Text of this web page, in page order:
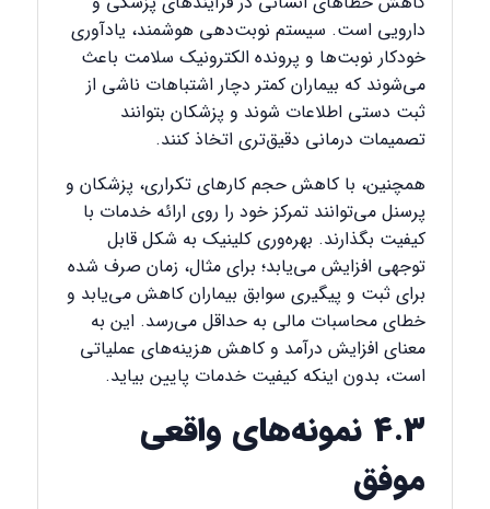
دارویی است. سیستم نوبت‌دهی هوشمند، یادآوری
خودکار نوبت‌ها و پرونده الکترونیک سلامت باعث
می‌شوند که بیماران کمتر دچار اشتباهات ناشی از
ثبت دستی اطلاعات شوند و پزشکان بتوانند
تصمیمات درمانی دقیق‌تری اتخاذ کنند.
همچنین، با کاهش حجم کارهای تکراری، پزشکان و
پرسنل می‌توانند تمرکز خود را روی ارائه خدمات با
کیفیت بگذارند. بهره‌وری کلینیک به شکل قابل
توجهی افزایش می‌یابد؛ برای مثال، زمان صرف شده
برای ثبت و پیگیری سوابق بیماران کاهش می‌یابد و
خطای محاسبات مالی به حداقل می‌رسد. این به
معنای افزایش درآمد و کاهش هزینه‌های عملیاتی
است، بدون اینکه کیفیت خدمات پایین بیاید.
۴.۳ نمونه‌های واقعی
موفق